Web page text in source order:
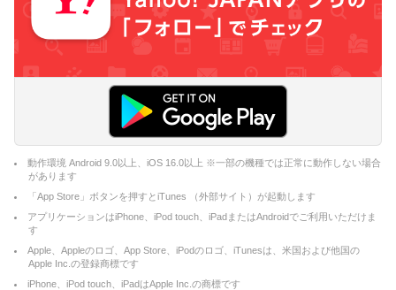
動作環境 Android 9.0以上、iOS 16.0以上 ※一部の機種では正常に動作しない場合
があります
「App Store」ボタンを押すとiTunes （外部サイト）が起動します
アプリケーションはiPhone、iPod touch、iPadまたはAndroidでご利用いただけま
す
Apple、Appleのロゴ、App Store、iPodのロゴ、iTunesは、米国および他国の
Apple Inc.の登録商標です
iPhone、iPod touch、iPadはApple Inc.の商標です